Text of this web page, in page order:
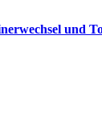
und